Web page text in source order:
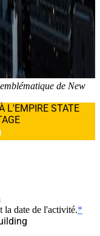
de New
L'EMPIRE STATE
la date de l'activité.*